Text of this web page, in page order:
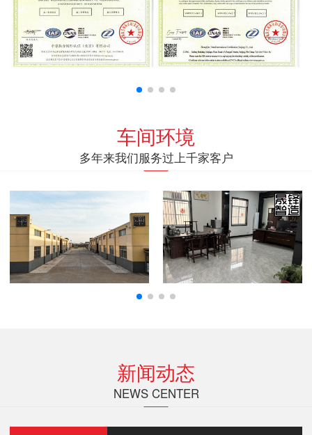
车间环境
多年来我们服务过上千家客户
新闻动态
NEWS CENTER